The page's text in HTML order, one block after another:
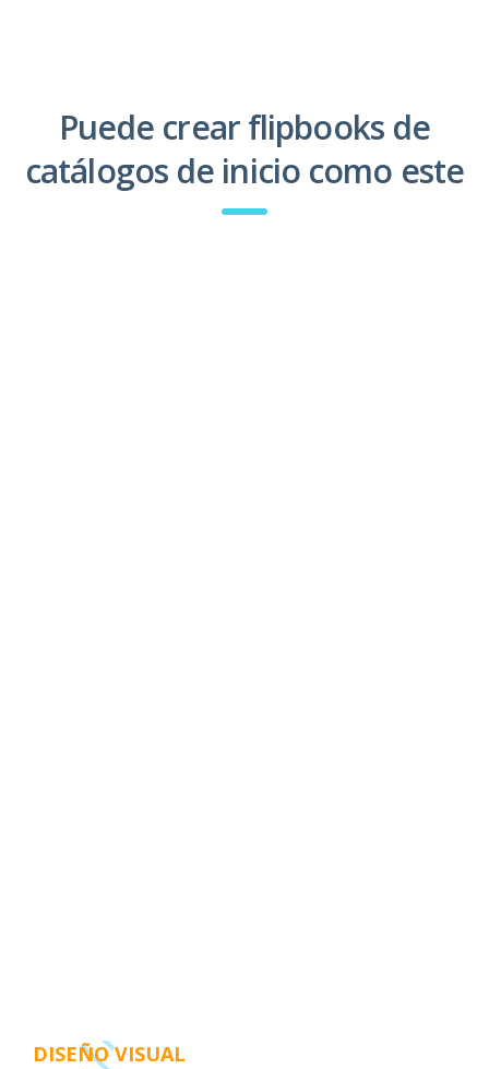
Puede crear flipbooks de
catálogos de inicio como este
DISEÑO VISUAL